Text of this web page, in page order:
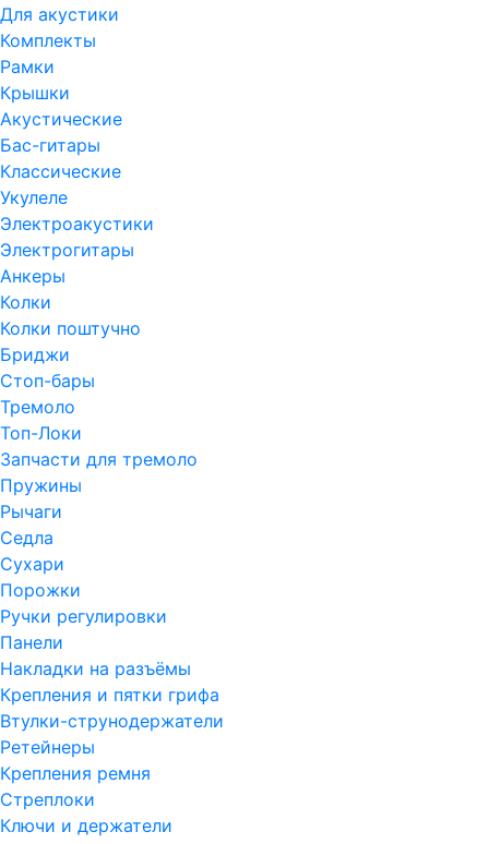
Для акустики
Комплекты
Рамки
Крышки
Акустические
Бас-гитары
Классические
Укулеле
Электроакустики
Электрогитары
Анкеры
Колки
Колки поштучно
Бриджи
Стоп-бары
Тремоло
Топ-Локи
Запчасти для тремоло
Пружины
Рычаги
Седла
Сухари
Порожки
Ручки регулировки
Панели
Накладки на разъёмы
Крепления и пятки грифа
Втулки-струнодержатели
Ретейнеры
Крепления ремня
Стреплоки
Ключи и держатели